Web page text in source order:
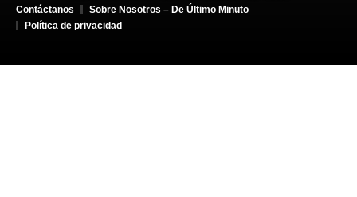
Contáctanos
Sobre Nosotros – De Último Minuto
Política de privacidad